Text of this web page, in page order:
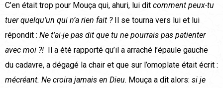
C’en était trop pour Mouça qui, ahuri, lui dit comment peux-tu
tuer quelqu’un qui n’a rien fait ?Il se tourna vers lui et lui
répondit : Ne t’ai-je pas dit que tu ne pourrais pas patienter
avec moi ?! Il a été rapporté qu’il a arraché l’épaule gauche
du cadavre, a dégagé la chair et que sur l’omoplate était écrit :
mécréant. Ne croira jamais en Dieu. Mouça a dit alors: si je